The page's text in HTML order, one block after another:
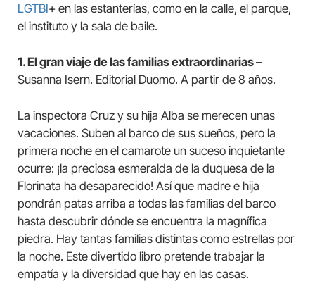
LGTBI+ en las estanterías, como en la calle, el parque,
el instituto y la sala de baile.
1. El gran viaje de las familias extraordinarias–
Susanna Isern. Editorial Duomo. A partir de 8 años.
La inspectora Cruz y su hija Alba se merecen unas
vacaciones. Suben al barco de sus sueños, pero la
primera noche en el camarote un suceso inquietante
ocurre: ¡la preciosa esmeralda de la duquesa de la
Florinata ha desaparecido! Así que madre e hija
pondrán patas arriba a todas las familias del barco
hasta descubrir dónde se encuentra la magnífica
piedra. Hay tantas familias distintas como estrellas por
la noche. Este divertido libro pretende trabajar la
empatía y la diversidad que hay en las casas.